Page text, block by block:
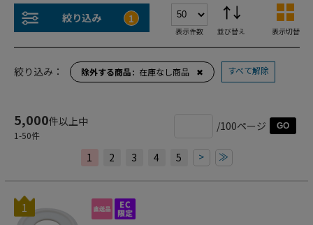
絞り込み 1
表示件数 並び替え 表示切替
絞り込み： 除外する商品 在庫なし商品 ✖ すべて解除
5,000件以上中
1-50件
/100ページ GO
1 2 3 4 5 > ≫
1